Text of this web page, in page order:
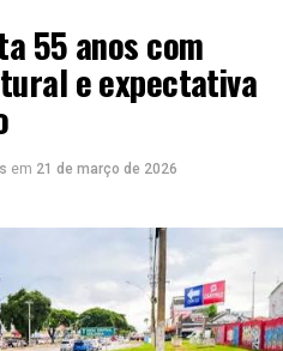
55 anos com
e expectativa
em 21 de março de 2026